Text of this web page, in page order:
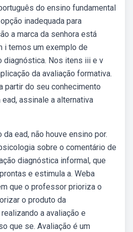
do ensino fundamental
inadequada para
a marca da senhora está
i temos um exemplo de
diagnóstica. Nos itens iii e v
da avaliação formativa.
partir do seu conhecimento
assinale a alternativa
ead, não houve ensino por.
sobre o comentário de
diagnóstica informal, que
e estimula a. Weba
que o professor prioriza o
o produto da
a avaliação e
que se. Avaliação é um